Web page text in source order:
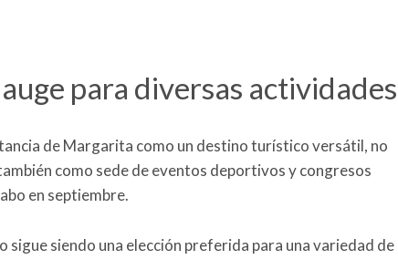
para diversas actividades
de Margarita como un destino turístico versátil, no
como sede de eventos deportivos y congresos
en septiembre.
siendo una elección preferida para una variedad de